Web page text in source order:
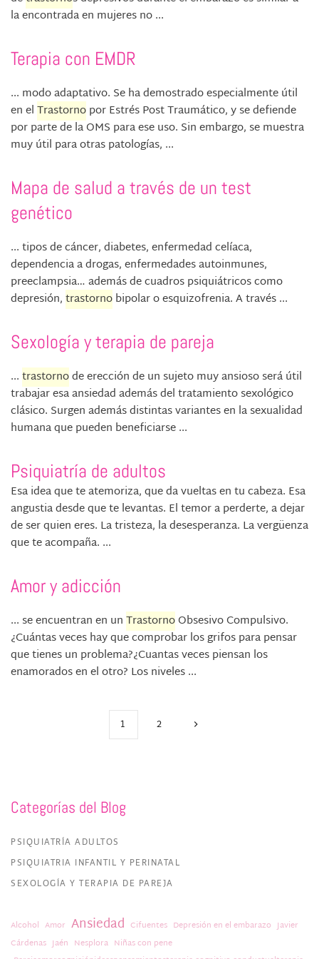
la encontrada en mujeres no ...
Terapia con EMDR
... modo adaptativo. Se ha demostrado especialmente útil
en elTrastornopor Estrés Post Traumático, y se defiende
por parte de la OMS para ese uso. Sin embargo, se muestra
muy útil para otras patologías, ...
Mapa de salud a través de un test
genético
... tipos de cáncer, diabetes, enfermedad celíaca,
dependencia a drogas, enfermedades autoinmunes,
preeclampsia… además de cuadros psiquiátricos como
depresión,trastornobipolar o esquizofrenia. A través ...
Sexología y terapia de pareja
...trastornode erección de un sujeto muy ansioso será útil
trabajar esa ansiedad además del tratamiento sexológico
clásico. Surgen además distintas variantes en la sexualidad
humana que pueden beneficiarse ...
Psiquiatría de adultos
Esa idea que te atemoriza, que da vueltas en tu cabeza. Esa
angustia desde que te levantas. El temor a perderte, a dejar
de ser quien eres. La tristeza, la desesperanza. La vergüenza
que te acompaña. ...
Amor y adicción
... se encuentran en unTrastornoObsesivo Compulsivo.
¿Cuántas veces hay que comprobar los grifos para pensar
que tienes un problema?¿Cuantas veces piensan los
enamorados en el otro? Los niveles ...
1 2
Categorías del Blog
PSIQUIATRÍA ADULTOS
PSIQUIATRIA INFANTIL Y PERINATAL
SEXOLOGÍA Y TERAPIA DE PAREJA
Alcohol Amor Ansiedad Cifuentes Depresión en el embarazo Javier
Cárdenas Jaén Nesplora Niñas con pene